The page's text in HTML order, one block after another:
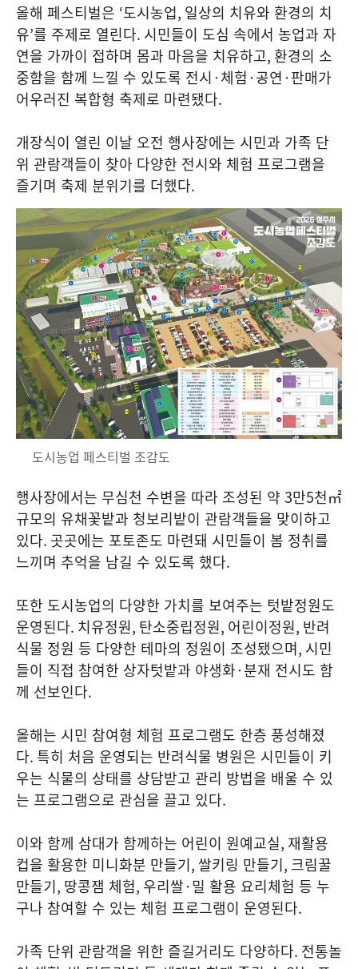
올해 페스티벌은 ‘도시농업, 일상의 치유와 환경의 치
유’를 주제로 열린다. 시민들이 도심 속에서 농업과 자
연을 가까이 접하며 몸과 마음을 치유하고, 환경의 소
중함을 함께 느낄 수 있도록 전시·체험·공연·판매가
어우러진 복합형 축제로 마련됐다.
개장식이 열린 이날 오전 행사장에는 시민과 가족 단
위 관람객들이 찾아 다양한 전시와 체험 프로그램을
즐기며 축제 분위기를 더했다.
도시농업 페스티벌 조감도
행사장에서는 무심천 수변을 따라 조성된 약 3만5천㎡
규모의 유채꽃밭과 청보리밭이 관람객들을 맞이하고
있다. 곳곳에는 포토존도 마련돼 시민들이 봄 정취를
느끼며 추억을 남길 수 있도록 했다.
또한 도시농업의 다양한 가치를 보여주는 텃밭정원도
운영된다. 치유정원, 탄소중립정원, 어린이정원, 반려
식물 정원 등 다양한 테마의 정원이 조성됐으며, 시민
들이 직접 참여한 상자텃밭과 야생화·분재 전시도 함
께 선보인다.
올해는 시민 참여형 체험 프로그램도 한층 풍성해졌
다. 특히 처음 운영되는 반려식물 병원은 시민들이 키
우는 식물의 상태를 상담받고 관리 방법을 배울 수 있
는 프로그램으로 관심을 끌고 있다.
이와 함께 삼대가 함께하는 어린이 원예교실, 재활용
컵을 활용한 미니화분 만들기, 쌀키링 만들기, 크림꿀
만들기, 땅콩잼 체험, 우리쌀·밀 활용 요리체험 등 누
구나 참여할 수 있는 체험 프로그램이 운영된다.
가족 단위 관람객을 위한 즐길거리도 다양하다. 전통놀